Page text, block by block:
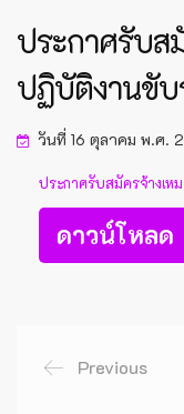
ประกาศรับส
ปฏิบัติงานขั
วันที่ 16 ตุลาคม พ.ศ.
ประกาศรับสมัครจ้างเห
ดาวน์โหลด
Previous